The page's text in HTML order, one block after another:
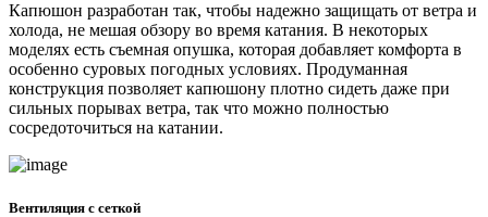
Капюшон разработан так, чтобы надежно защищать от ветра и
холода, не мешая обзору во время катания. В некоторых
моделях есть съемная опушка, которая добавляет комфорта в
особенно суровых погодных условиях. Продуманная
конструкция позволяет капюшону плотно сидеть даже при
сильных порывах ветра, так что можно полностью
сосредоточиться на катании.
Вентиляция с сеткой